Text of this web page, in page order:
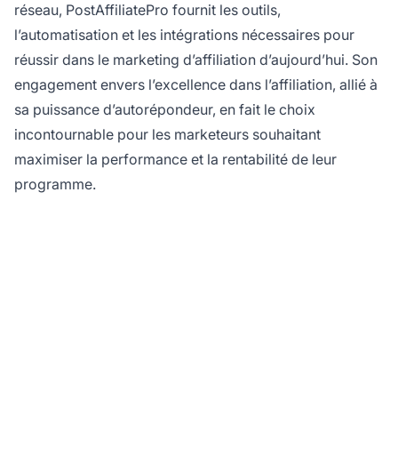
réseau, PostAffiliatePro fournit les outils,
l’automatisation et les intégrations nécessaires pour
réussir dans le marketing d’affiliation d’aujourd’hui. Son
engagement envers l’excellence dans l’affiliation, allié à
sa puissance d’autorépondeur, en fait le choix
incontournable pour les marketeurs souhaitant
maximiser la performance et la rentabilité de leur
programme.